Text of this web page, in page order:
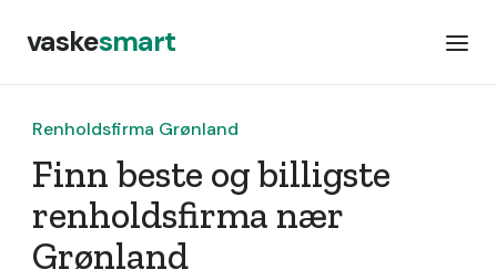
vaskesmart
Renholdsfirma Grønland
Finn beste og billigste
renholdsfirma nær
Grønland